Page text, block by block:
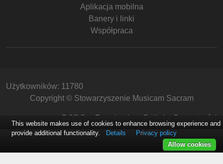
Aplikacja mobilna
Banery i linki
Współpraca
Użytkowników: 11780
Copyright © Stowarzyszenie Musicam Sacram
RODO Regulamin Polityka Prywatności
This website makes use of cookies to enhance browsing experience and
provide additional functionality.
Details
Privacy policy
Allow cookies